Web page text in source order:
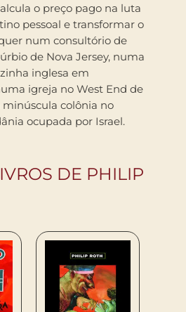
o preço pago na luta
pessoal e transformar o
num consultório de
de Nova Jersey, numa
inglesa em
igreja no West End de
colônia no
ocupada por Israel.
DE PHILIP